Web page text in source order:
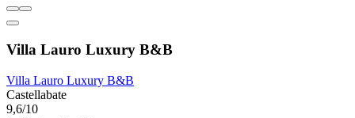
Villa Lauro Luxury B&B
Villa Lauro Luxury B&B
Castellabate
9,6/10